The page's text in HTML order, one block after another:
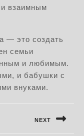
и взаимным
— это создать
семьи
и любимым.
и бабушки с
внуками.
NEXT